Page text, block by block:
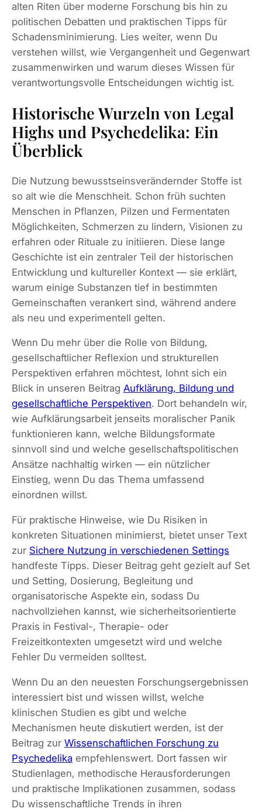
alten Riten über moderne Forschung bis hin zu
politischen Debatten und praktischen Tipps für
Schadensminimierung. Lies weiter, wenn Du
verstehen willst, wie Vergangenheit und Gegenwart
zusammenwirken und warum dieses Wissen für
verantwortungsvolle Entscheidungen wichtig ist.
Historische Wurzeln von Legal
Highs und Psychedelika: Ein
Überblick
Die Nutzung bewusstseinsverändernder Stoffe ist
so alt wie die Menschheit. Schon früh suchten
Menschen in Pflanzen, Pilzen und Fermentaten
Möglichkeiten, Schmerzen zu lindern, Visionen zu
erfahren oder Rituale zu initiieren. Diese lange
Geschichte ist ein zentraler Teil der historischen
Entwicklung und kultureller Kontext — sie erklärt,
warum einige Substanzen tief in bestimmten
Gemeinschaften verankert sind, während andere
als neu und experimentell gelten.
Wenn Du mehr über die Rolle von Bildung,
gesellschaftlicher Reflexion und strukturellen
Perspektiven erfahren möchtest, lohnt sich ein
Blick in unseren Beitrag Aufklärung, Bildung und
gesellschaftliche Perspektiven. Dort behandeln wir,
wie Aufklärungsarbeit jenseits moralischer Panik
funktionieren kann, welche Bildungsformate
sinnvoll sind und welche gesellschaftspolitischen
Ansätze nachhaltig wirken — ein nützlicher
Einstieg, wenn Du das Thema umfassend
einordnen willst.
Für praktische Hinweise, wie Du Risiken in
konkreten Situationen minimierst, bietet unser Text
zur Sichere Nutzung in verschiedenen Settings
handfeste Tipps. Dieser Beitrag geht gezielt auf Set
und Setting, Dosierung, Begleitung und
organisatorische Aspekte ein, sodass Du
nachvollziehen kannst, wie sicherheitsorientierte
Praxis in Festival-, Therapie- oder
Freizeitkontexten umgesetzt wird und welche
Fehler Du vermeiden solltest.
Wenn Du an den neuesten Forschungsergebnissen
interessiert bist und wissen willst, welche
klinischen Studien es gibt und welche
Mechanismen heute diskutiert werden, ist der
Beitrag zur Wissenschaftlichen Forschung zu
Psychedelika empfehlenswert. Dort fassen wir
Studienlagen, methodische Herausforderungen
und praktische Implikationen zusammen, sodass
Du wissenschaftliche Trends in ihren